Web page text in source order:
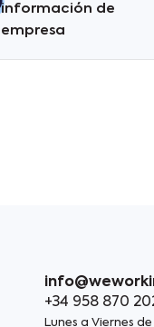
información de
empresa
+34 958 870
Lunes a Viernes